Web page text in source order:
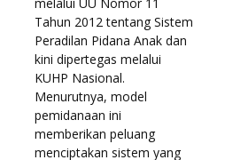
Tahun 2012 tentang Sistem
Peradilan Pidana Anak dan
kini dipertegas melalui
KUHP Nasional.
Menurutnya, model
pemidanaan ini
memberikan peluang
menciptakan sistem yang